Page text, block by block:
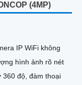
(4MP)
IP WiFi không
hình ảnh rõ nét